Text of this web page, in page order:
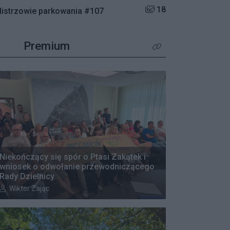
parkowania #107 Liczba zdjęć w galerii:
18
Premium Kliknij aby zobaczyć
Niekończący się spór o Ptasi Zakątek i
wniosek o odwołanie przewodniczącego
Rady Dzielnicy
artykułu:
Wiktor Zając